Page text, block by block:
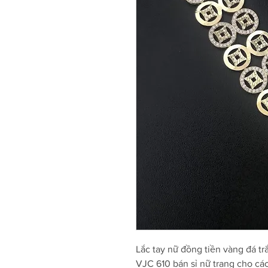
Lắc tay nữ đồng tiền vàng đá
VJC 610 bán sỉ nữ trang cho